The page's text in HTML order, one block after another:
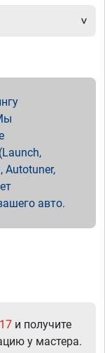
Autotuner,
авто.
и получите
у мастера.